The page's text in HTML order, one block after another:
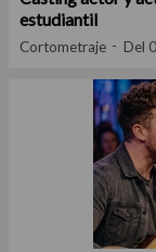
estudiantil
Cortometraje Del